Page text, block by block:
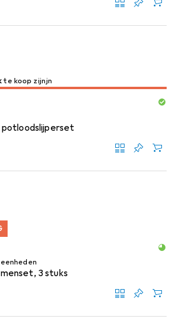
te koop zijn
te koop zijn
potloodslijperset
3 stuks